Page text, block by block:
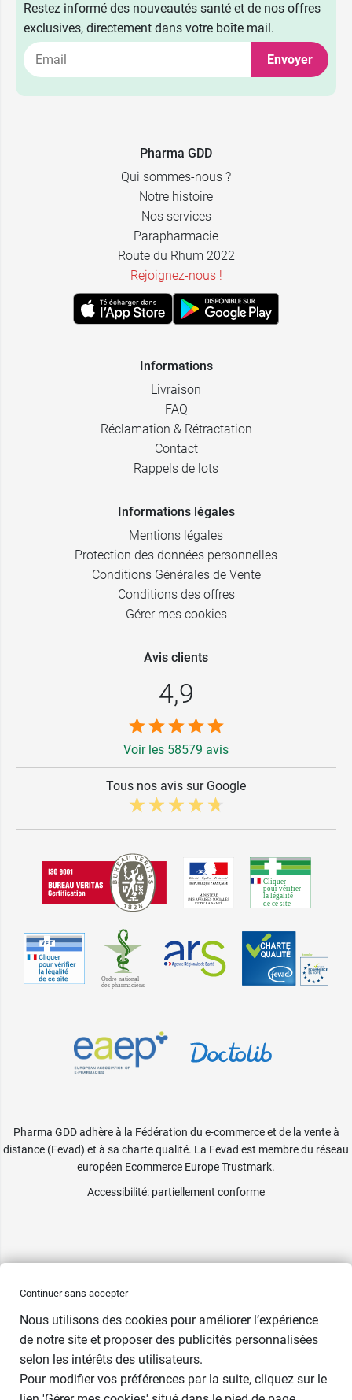
8,49 €
Ananas
8,49 €
8,49 €
8,49 €
8,49 €
Restez informé des nouveautés santé et de nos offres
exclusives, directement dans votre boîte mail.
Envoyer
Pharma GDD
Qui sommes-nous ?
Notre histoire
Nos services
Parapharmacie
Route du Rhum 2022
Rejoignez-nous !
Informations
Livraison
FAQ
Réclamation & Rétractation
Contact
Rappels de lots
Informations légales
Mentions légales
Protection des données personnelles
Conditions Générales de Vente
Conditions des offres
Gérer mes cookies
Avis clients
4,9
Voir les 58579 avis
Tous nos avis sur Google
Pharma GDD adhère à la Fédération du e-commerce et de la vente à
distance (Fevad) et à sa charte qualité. La Fevad est membre du réseau
européen Ecommerce Europe Trustmark.
Accessibilité: partiellement conforme
Continuer sans accepter
Nous utilisons des cookies pour améliorer l’expérience
de notre site et proposer des publicités personnalisées
selon les intérêts des utilisateurs.
Pour modifier vos préférences par la suite, cliquez sur le